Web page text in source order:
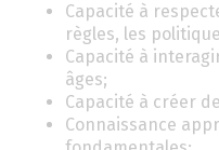
Capacité à
règles, les
Capacité à
âges;
Capacité à créer
Connaissance